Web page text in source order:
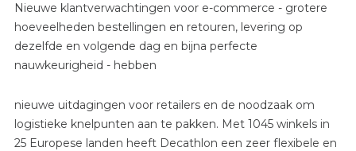
Nieuwe klantverwachtingen voor e-commerce - grotere
hoeveelheden bestellingen en retouren, levering op
dezelfde en volgende dag en bijna perfecte
nauwkeurigheid - hebben
nieuwe uitdagingen voor retailers en de noodzaak om
logistieke knelpunten aan te pakken. Met 1045 winkels in
25 Europese landen heeft Decathlon een zeer flexibele en